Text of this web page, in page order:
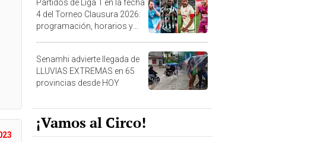
Partidos de Liga 1 en la fecha
4 del Torneo Clausura 2026:
programación, horarios y
Senamhi advierte llegada de
LLUVIAS EXTREMAS en 65
provincias desde HOY
¡Vamos al Circo!